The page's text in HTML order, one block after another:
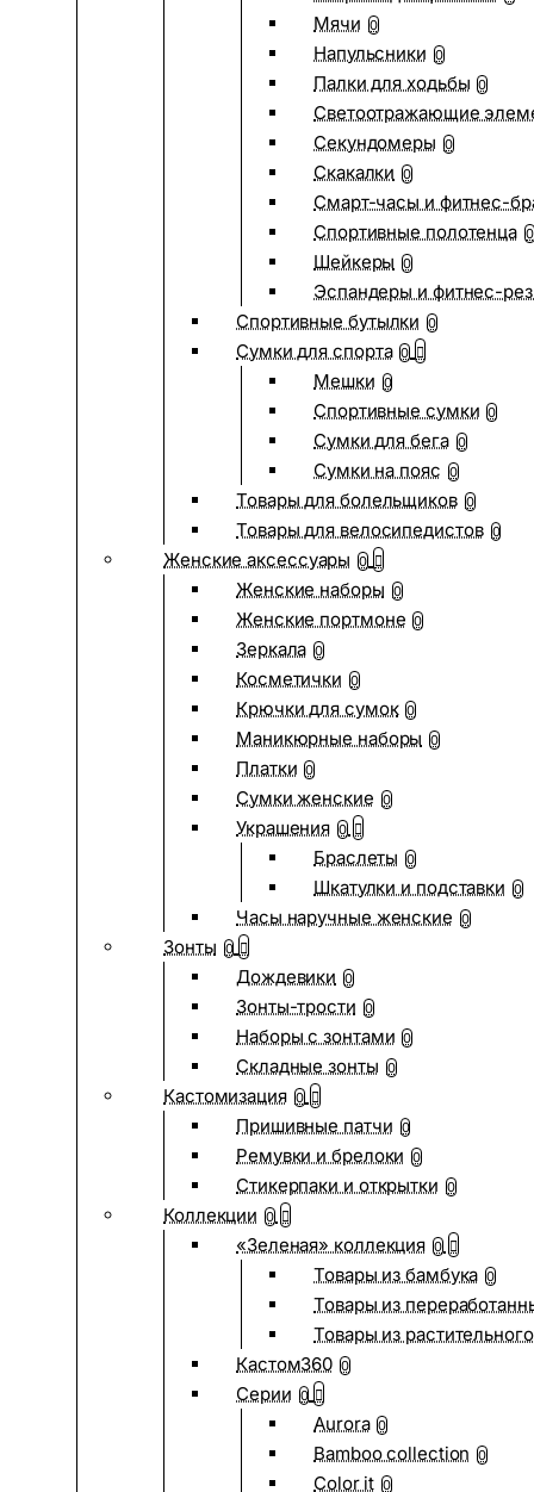
Мячи 0
Напульсники 0
Палки для ходьбы 0
Светоотражающие
Секундомеры 0
Скакалки 0
Смарт-часы и фитнес-
Спортивные полотенца 0
Шейкеры 0
Эспандеры и фитнес-
Спортивные бутылки 0
Сумки для спорта 0
Мешки 0
Спортивные сумки 0
Сумки для бега 0
Сумки на пояс 0
Товары для болельщиков 0
Товары для велосипедистов 0
Женские аксессуары 0
Женские наборы 0
Женские портмоне 0
Зеркала 0
Косметички 0
Крючки для сумок 0
Маникюрные наборы 0
Платки 0
Сумки женские 0
Украшения 0
Браслеты 0
Шкатулки и подставки 0
Часы наручные женские 0
Зонты 0
Дождевики 0
Зонты-трости 0
Наборы с зонтами 0
Складные зонты 0
Кастомизация 0
Пришивные патчи 0
Ремувки и брелоки 0
Стикерпаки и открытки 0
Коллекции 0
«Зеленая» коллекция 0
Товары из бамбука 0
Товары из
Товары из
Кастом360 0
Серии 0
Aurora 0
Bamboo collection 0
Color it 0